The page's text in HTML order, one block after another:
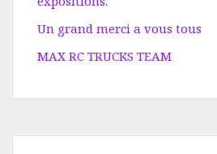
Un grand merci a vous tous
MAX RC TRUCKS TEAM